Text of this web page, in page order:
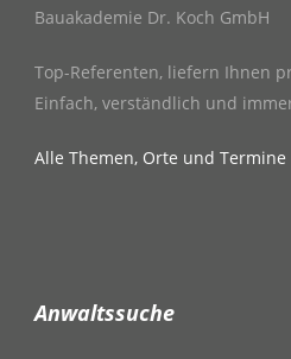
Bauakademie Dr. Koch GmbH
Top-Referenten, liefern Ihnen
Einfach, verständlich und
Alle Themen, Orte und
Anwaltssuche